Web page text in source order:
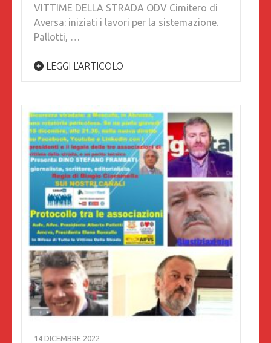
VITTIME DELLA STRADA ODV Cimitero di
Aversa: iniziati i lavori per la sistemazione.
Pallotti, …
LEGGI L'ARTICOLO
14 DICEMBRE 2022